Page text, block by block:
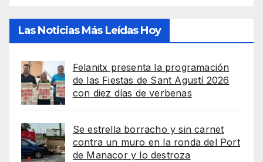
Las Noticias Más Leídas Hoy
Felanitx presenta la programación
de las Fiestas de Sant Agustí 2026
con diez días de verbenas
Se estrella borracho y sin carnet
contra un muro en la ronda del Port
de Manacor y lo destroza